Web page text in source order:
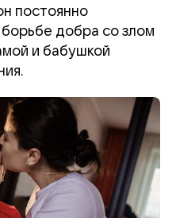
постоянно
добра со злом
и бабушкой